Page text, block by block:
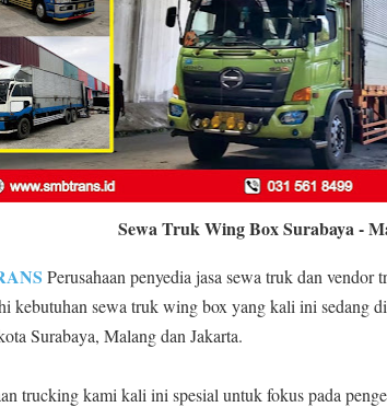
Sewa Truk Wing Box Surabaya -
Perusahaan penyedia jasa sewa truk dan
kebutuhan sewa truk wing box yang kali ini sedang
Surabaya, Malang dan Jakarta.
trucking kami kali ini spesial untuk fokus pada